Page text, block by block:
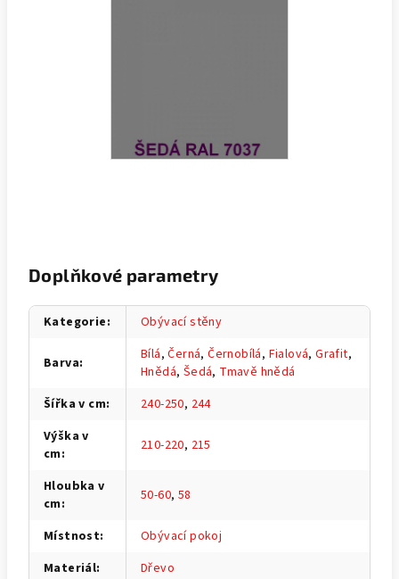
Doplňkové parametry
Kategorie: Obývací stěny
Barva: Bílá,Černá,Černobílá, Fialová,Grafit,
Hnědá, Šedá, Tmavě hnědá
Šířka v cm: 240-250, 244
Výška v
cm: 210-220, 215
Hloubka v
cm: 50-60, 58
Místnost:
Obývací pokoj
Materiál: Dřevo